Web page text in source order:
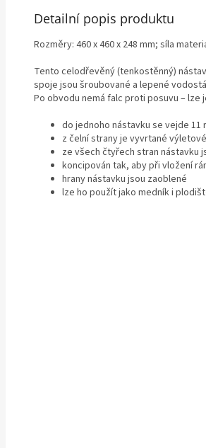
Detailní popis produktu
Rozměry: 460 x 460 x 248 mm; síla
Tento celodřevěný (tenkostěnný)
spoje jsou šroubované a lepené
Po obvodu nemá falc proti posuvu –
do jednoho nástavku se vejde 11
z čelní strany je vyvrtané
ze všech čtyřech stran
koncipován tak, aby při vložení
hrany nástavku jsou zaoblené
lze ho použít jako medník i